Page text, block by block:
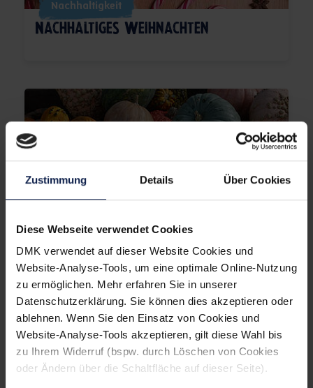
Zustimmung Details Über Cookies
Diese Webseite verwendet Cookies
DMK verwendet auf dieser Website Cookies und
Website-Analyse-Tools, um eine optimale Online-Nutzung
zu ermöglichen. Mehr erfahren Sie in unserer
Datenschutzerklärung. Sie können dies akzeptieren oder
ablehnen. Wenn Sie den Einsatz von Cookies und
Website-Analyse-Tools akzeptieren, gilt diese Wahl bis
zu Ihrem Widerruf (bspw. durch Löschen von Cookies
oder Ändern über die Schaltfläche auf dieser Seite).
Nachhaltigkeit
Nachhaltiges Weihnachten
Die beliebtesten Kürbisse und ihre